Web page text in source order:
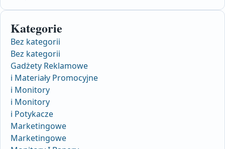
Kategorie
Bez kategorii
Bez kategorii
Gadżety Reklamowe
i Materiały Promocyjne
i Monitory
i Monitory
i Potykacze
Marketingowe
Marketingowe